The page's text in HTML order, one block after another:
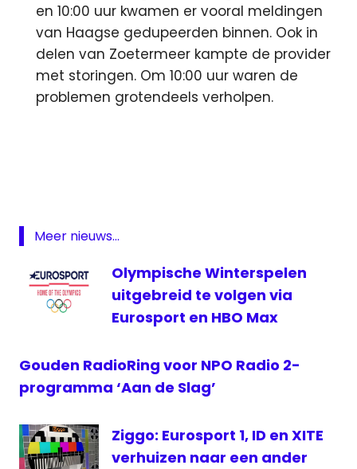
en 10:00 uur kwamen er vooral meldingen
van Haagse gedupeerden binnen. Ook in
delen van Zoetermeer kampte de provider
met storingen. Om 10:00 uur waren de
problemen grotendeels verholpen.
RTV
UPC
Meer nieuws...
Olympische Winterspelen
uitgebreid te volgen via
Eurosport en HBO Max
Gouden RadioRing voor NPO Radio 2-
programma ‘Aan de Slag’
Ziggo: Eurosport 1, ID en XITE
verhuizen naar een ander